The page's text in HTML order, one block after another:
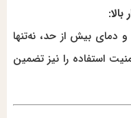
و دمای بیش از حد، نه‌تنها
استفاده را نیز تضمین